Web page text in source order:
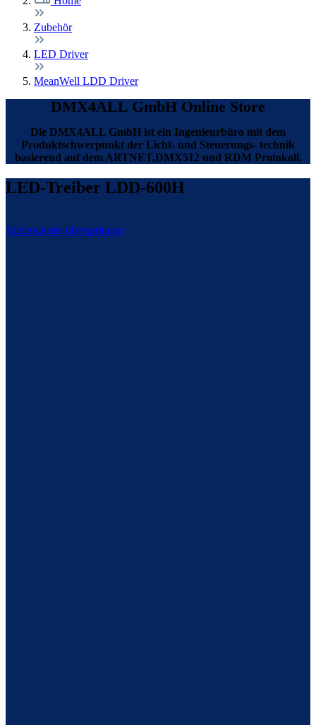
Zubehör
LED Driver
MeanWell LDD Driver
DMX4ALL GmbH Online Store
Die DMX4ALL GmbH ist ein Ingenieurbüro mit dem
Produktschwerpunkt der Licht- und Steuerungs- technik
basierend auf dem ARTNET,DMX512 und RDM Protokoll.
LED-Treiber LDD-600H
Bildergalerie überspringen